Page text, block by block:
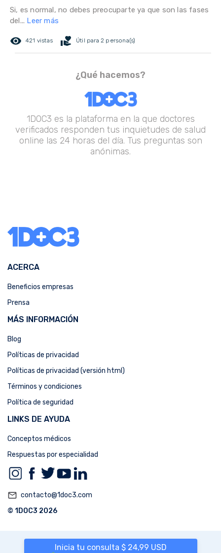
Si, es normal, no debes preocuparte ya que son las fases
del... Leer más
remove_red_eye 421 vistas volunteer_activism Útil para 2 persona(s)
¿Qué hacemos?
1DOC3 es la plataforma en la que doctores
verificados responden tus inquietudes de salud
online las 24 horas del día. Tus preguntas son
anónimas.
Inicia tu consulta $ 24,99 USD
ACERCA
Beneficios empresas
Prensa
MÁS INFORMACIÓN
Blog
Políticas de privacidad
Políticas de privacidad (versión html)
Términos y condiciones
Política de seguridad
LINKS DE AYUDA
Conceptos médicos
Respuestas por especialidad
mail_outline contacto@1doc3.com
© 1DOC3 2026